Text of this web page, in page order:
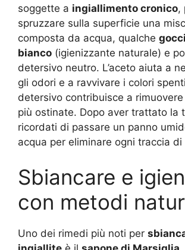
soggette a ingiallimento cronico,
spruzzare sulla superficie una
composta da acqua, qualche
bianco (igienizzante naturale) e
detersivo neutro. L’aceto aiuta a
gli odori e a ravvivare i colori
detersivo contribuisce a
più ostinate. Dopo aver trattato la
ricordati di passare un panno
acqua per eliminare ogni traccia
Sbiancare e
con metodi
Uno dei rimedi più noti per